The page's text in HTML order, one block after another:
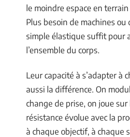
le moindre espace en
Plus besoin de machines ou
simple élastique suffit pour
l’ensemble du corps.
Leur capacité à s’adapter à
aussi la différence. On
change de prise, on joue sur
résistance évolue avec la
à chaque objectif, à chaque